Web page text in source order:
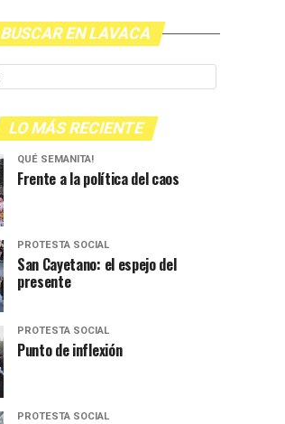
BUSCAR EN LAVACA
LO MÁS RECIENTE
QUÉ SEMANITA!
Frente a la política del caos
PROTESTA SOCIAL
San Cayetano: el espejo del
presente
PROTESTA SOCIAL
Punto de inflexión
PROTESTA SOCIAL